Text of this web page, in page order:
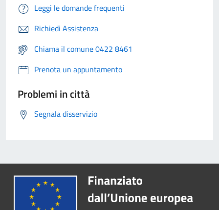
Leggi le domande frequenti
Richiedi Assistenza
Chiama il comune 0422 8461
Prenota un appuntamento
Problemi in città
Segnala disservizio